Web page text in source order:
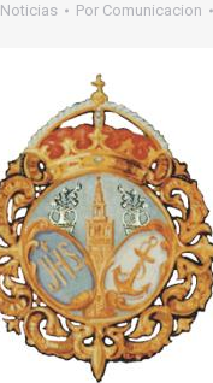
Noticias Por Comunicacion